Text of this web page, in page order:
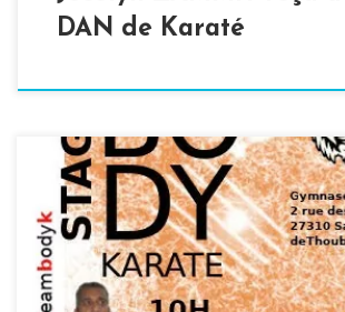
DAN de Karaté
Bonjour à tous, Le dimanche 26 juin à
du karaté club du Roumois vous convie à
body karaté. Ce stage organisé par le
directive de la Team Body K, au